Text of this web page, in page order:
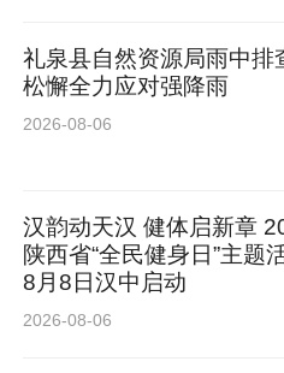
礼泉县自然资源局雨中排
松懈全力应对强降雨
2026-08-06
汉韵动天汉 健体启新章
陕西省“全民健身日”主题
8月8日汉中启动
2026-08-06